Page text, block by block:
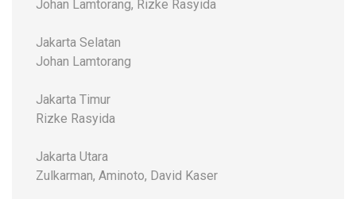
Johan Lamtorang, Rizke Rasyida
Jakarta Selatan
Johan Lamtorang
Jakarta Timur
Rizke Rasyida
Jakarta Utara
Zulkarman, Aminoto, David Kaser